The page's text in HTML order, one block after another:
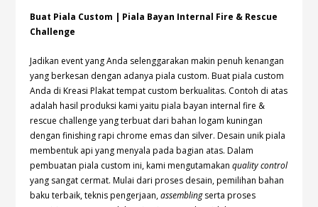
Buat Piala Custom | Piala Bayan Internal Fire & Rescue
Challenge
Jadikan event yang Anda selenggarakan makin penuh kenangan
yang berkesan dengan adanya piala custom. Buat piala custom
Anda di Kreasi Plakat tempat custom berkualitas. Contoh di atas
adalah hasil produksi kami yaitu piala bayan internal fire &
rescue challenge yang terbuat dari bahan logam kuningan
dengan finishing rapi chrome emas dan silver. Desain unik piala
membentuk api yang menyala pada bagian atas. Dalam
pembuatan piala custom ini, kami mengutamakanquality control
yang sangat cermat. Mulai dari proses desain, pemilihan bahan
baku terbaik, teknis pengerjaan,assemblingserta proses